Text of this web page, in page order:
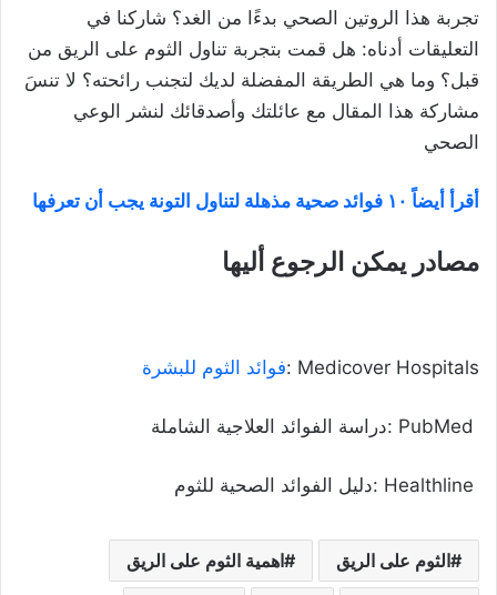
تجربة هذا الروتين الصحي بدءًا من الغد؟ شاركنا في
التعليقات أدناه: هل قمت بتجربة تناول الثوم على الريق من
قبل؟ وما هي الطريقة المفضلة لديك لتجنب رائحته؟ لا تنسَ
مشاركة هذا المقال مع عائلتك وأصدقائك لنشر الوعي
الصحي
أقرأ أيضاً ١٠ فوائد صحية مذهلة لتناول التونة يجب أن تعرفها
مصادر يمكن الرجوع أليها
Medicover Hospitals : فوائد الثوم للبشرة
الثوم على الريق اهمية الثوم على الريق